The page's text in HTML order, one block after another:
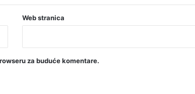
Web stranica
za buduće komentare.